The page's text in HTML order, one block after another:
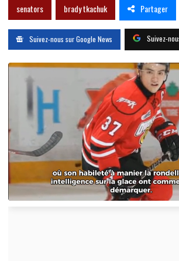
senators brady tkachuk Partager
Suivez-nous sur Google News Suivez-